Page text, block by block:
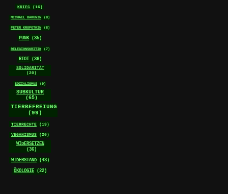
KRIEG (16)
MICHAEL BAKUNIN (8)
PETER KROPOTKIN (8)
PUNK (35)
RELEGIONSKRITIK (7)
RIOT (36)
SOLIDARITÄT
(20)
SOZIALISMUS (9)
SUBKULTUR
(65)
TIERBEFREIUNG
(99)
TIERRECHTE (19)
VEGANISMUS (20)
WIDERSETZEN
(36)
WIDERSTAND (43)
ÖKOLOGIE (22)